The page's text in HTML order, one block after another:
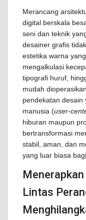
Merancang
digital berskala
seni dan teknik
desainer grafis
estetika warna
mengalkulasi
tipografi huruf,
mudah
pendekatan desain
manusia (user-
hiburan maupun
bertransformasi
stabil, aman, dan
yang luar biasa
Lintas